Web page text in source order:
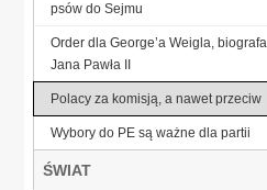
psów do Sejmu
Order dla George’a Weigla, biografa
Jana Pawła II
Polacy za komisją, a nawet przeciw
Wybory do PE są ważne dla partii
ŚWIAT